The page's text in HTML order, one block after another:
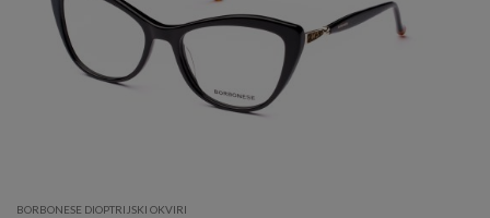
BORBONESE DIOPTRIJSKI OKVIRI